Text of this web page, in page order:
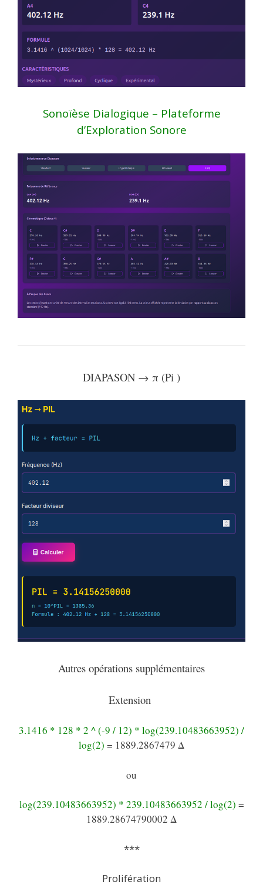
Sonoïèse Dialogique – Plateforme
d’Exploration Sonore
DIAPASON → π (Pi )
Autres opérations supplémentaires
Extension
3.1416 * 128 * 2 ^ (-9 / 12) * log(239.10483663952) /
log(2) = 1889.2867479 Δ
ou
log(239.10483663952) * 239.10483663952 / log(2) =
1889.28674790002 Δ
***
Prolifération